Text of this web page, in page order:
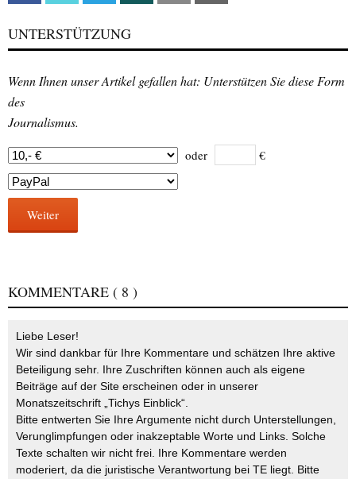
UNTERSTÜTZUNG
Wenn Ihnen unser Artikel gefallen hat: Unterstützen Sie diese Form
des
Journalismus.
oder €
Weiter
KOMMENTARE ( 8 )
Liebe Leser!
Wir sind dankbar für Ihre Kommentare und schätzen Ihre aktive
Beteiligung sehr. Ihre Zuschriften können auch als eigene
Beiträge auf der Site erscheinen oder in unserer
Monatszeitschrift „Tichys Einblick“.
Bitte entwerten Sie Ihre Argumente nicht durch Unterstellungen,
Verunglimpfungen oder inakzeptable Worte und Links. Solche
Texte schalten wir nicht frei. Ihre Kommentare werden
moderiert, da die juristische Verantwortung bei TE liegt. Bitte